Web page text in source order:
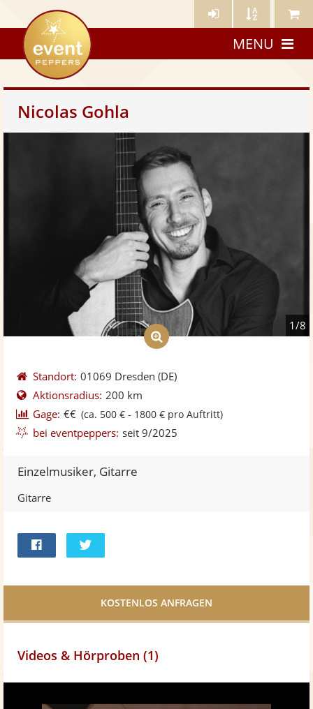
Künstler- Künstler Meine
eventpeppers
MENU
Nicolas Gohla
1/8
Standort: 01069 Dresden (DE)
Aktionsradius: 200 km
Gage: €€ (ca. 500 € - 1800 € pro Auftritt)
bei eventpeppers: seit 9/2025
Einzelmusiker, Gitarre
Gitarre
Facebook
Videos & Hörproben (1)